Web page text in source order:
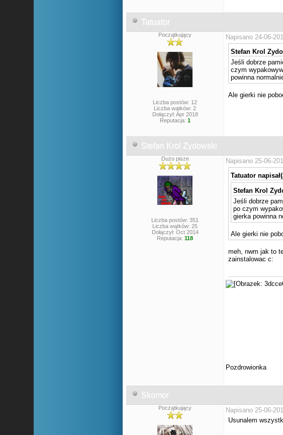
Tatuator
Początkujący
Liczba postów: 12
Liczba wątków: 2
Dołączył: Apr 2018
Reputacja: 1
Napisano 24-06-
Stefan Krol
Jeśli dobrze
czym
powinna
Ale gierki nie
Stefan Krol Zydowski
Dużo pisze
Liczba postów: 351
Liczba wątków: 25
Dołączył: Oct 2014
Reputacja:118
Napisano 25-06-
Tatuator
Stefan Krol
Jeśli dobrze
po czym
gierka powinna
Ale gierki nie
meh, nwm jak to
zainstalowac c:
Pozdrowionka
Skomor
Początkujący
Napisano 25-06-
Usunalem